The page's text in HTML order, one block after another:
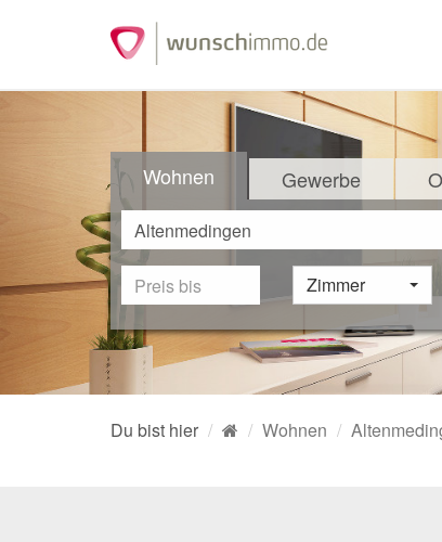
Wohnen Gewerbe
Zimmer
Du bist hier Wohnen